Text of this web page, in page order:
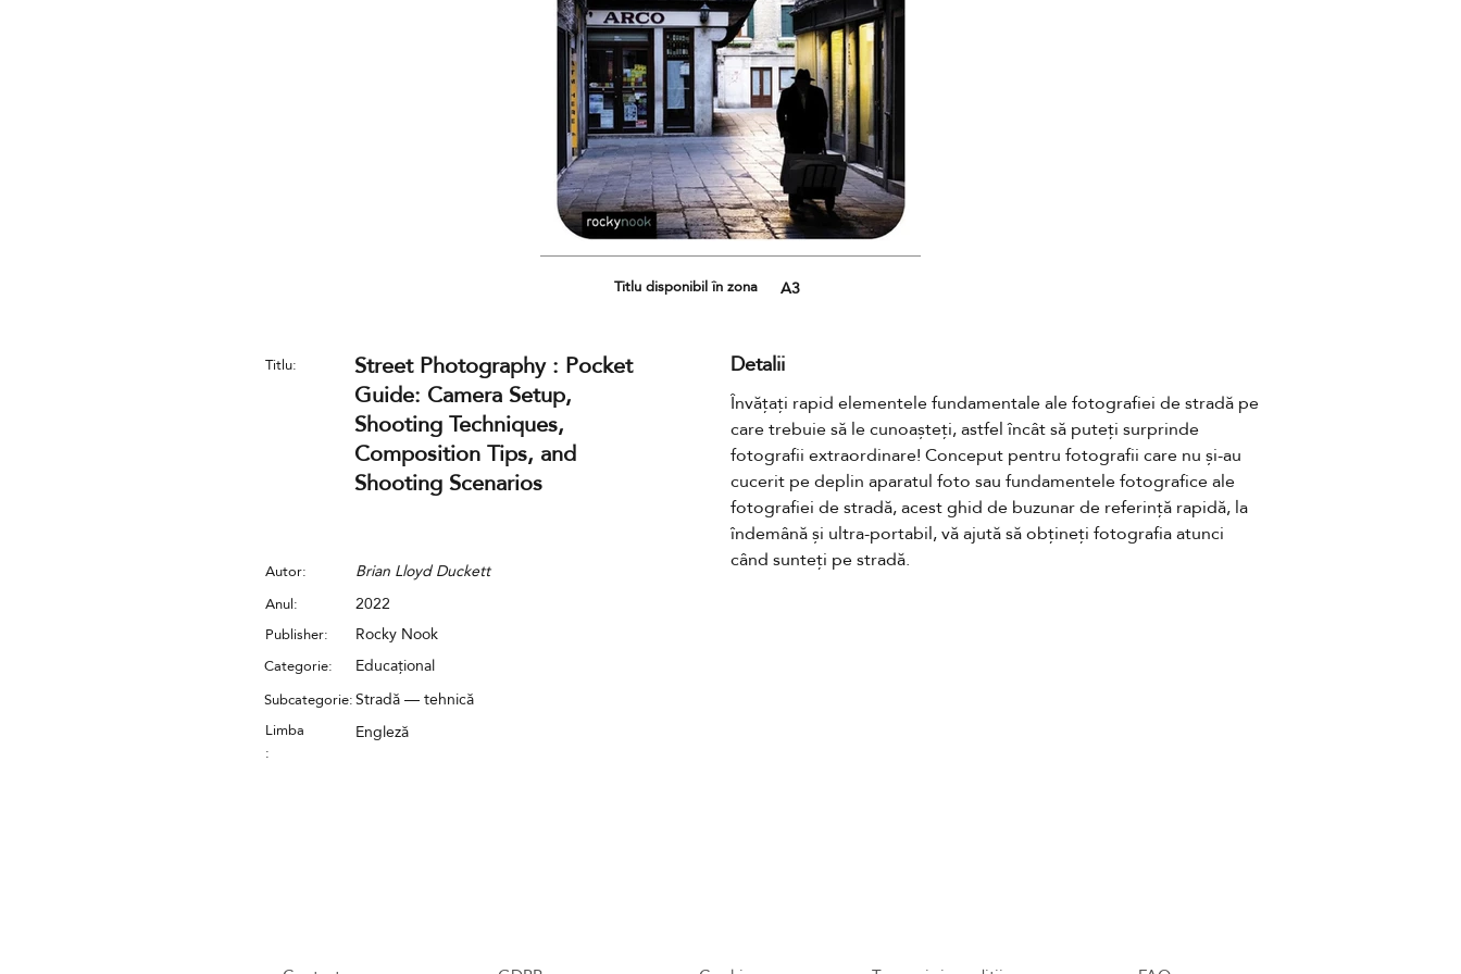
Titlu disponibil în zona A3
Titlu:
Street Photography : Pocket
Guide: Camera Setup,
Shooting Techniques,
Composition Tips, and
Shooting Scenarios
Autor: Brian Lloyd Duckett
Anul: 2022
Publisher: Rocky Nook
Categorie:
Educațional
Stradă — tehnică
Subcategorie:
Limba
:
Engleză
Detalii
Învățați rapid elementele fundamentale ale fotografiei de stradă pe
care trebuie să le cunoașteți, astfel încât să puteți surprinde
fotografii extraordinare! Conceput pentru fotografii care nu și-au
cucerit pe deplin aparatul foto sau fundamentele fotografice ale
fotografiei de stradă, acest ghid de buzunar de referință rapidă, la
îndemână și ultra-portabil, vă ajută să obțineți fotografia atunci
când sunteți pe stradă.